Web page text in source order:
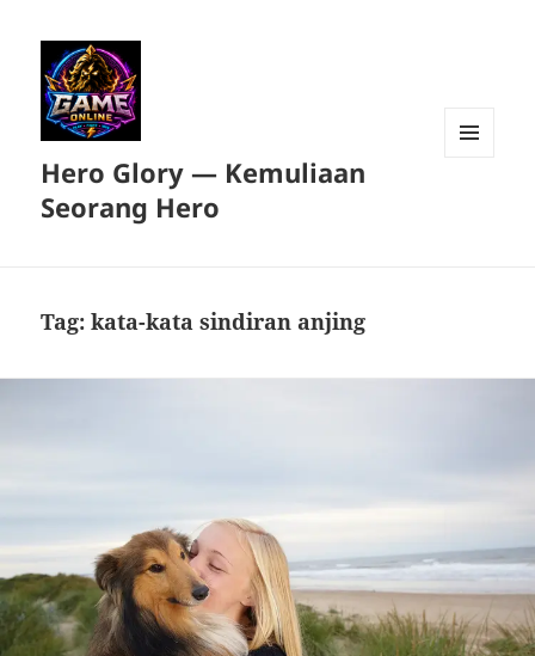
Hero Glory — Kemuliaan
Seorang Hero
Tag:kata-kata sindiran anjing